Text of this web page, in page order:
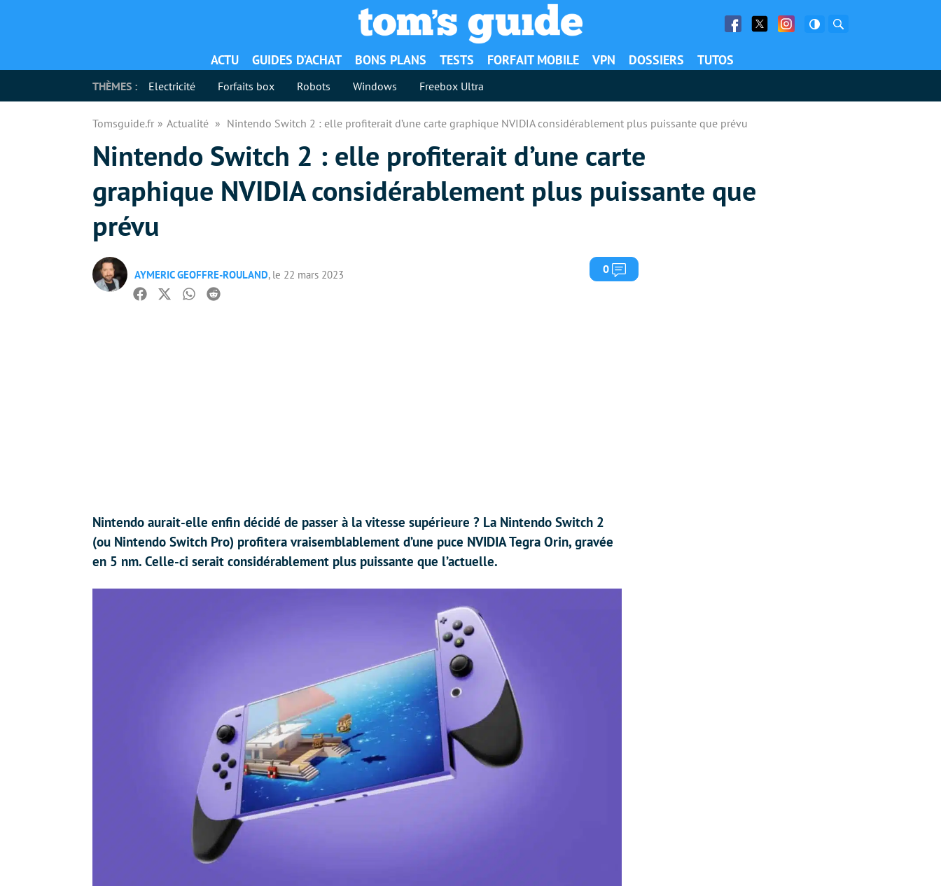
Facebook
Twitter Facebook
ACTU GUIDES D’ACHAT BONS PLANS TESTS FORFAIT MOBILE VPN DOSSIERS TUTOS
THÈMES : Electricité Forfaits box Robots Windows Freebox Ultra
Tomsguide.fr Actualité Nintendo Switch 2 : elle profiterait d’une carte graphique NVIDIA considérablement plus puissante que prévu
Nintendo Switch 2 : elle profiterait d’une carte
graphique NVIDIA considérablement plus puissante que
prévu
AYMERIC GEOFFRE-ROULAND, le 22 mars 2023 0 Commentaires
Facebook
TwitterWhatsapp
Reddit
Nintendo aurait-elle enfin décidé de passer à la vitesse supérieure ? La Nintendo Switch 2
(ou Nintendo Switch Pro) profitera vraisemblablement d’une puce NVIDIA Tegra Orin, gravée
en 5 nm. Celle-ci serait considérablement plus puissante que l’actuelle.